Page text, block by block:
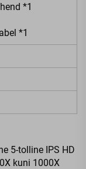
*1
*1
5-tolline IPS HD
kuni 1000X